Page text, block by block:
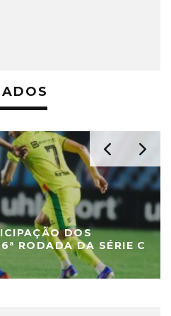
DOS
RODADA DA SÉRIE C